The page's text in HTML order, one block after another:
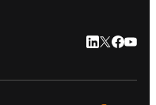
LinkedIn abre
Twitter